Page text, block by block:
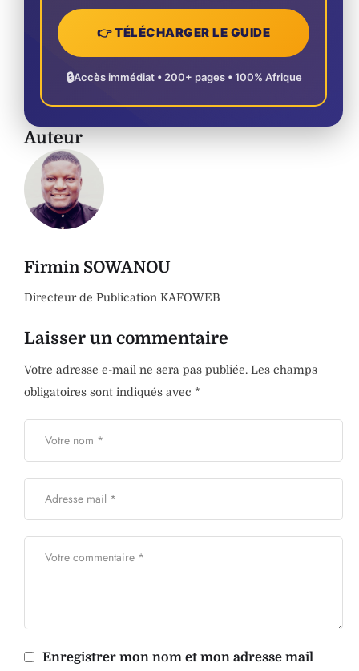
👉 TÉLÉCHARGER LE GUIDE
🔒Accès immédiat • 200+ pages • 100% Afrique
Auteur
Firmin SOWANOU
Directeur de Publication KAFOWEB
Laisser un commentaire
Votre adresse e-mail ne sera pas publiée. Les champs
obligatoires sont indiqués avec *
Enregistrer mon nom et mon adresse mail